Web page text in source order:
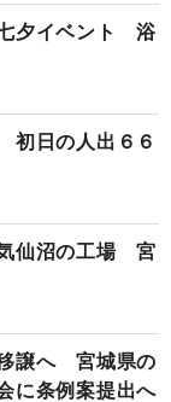
夕イベント 浴
初日の人出６６
仙沼の工場 宮
譲へ 宮城県の
に条例案提出へ